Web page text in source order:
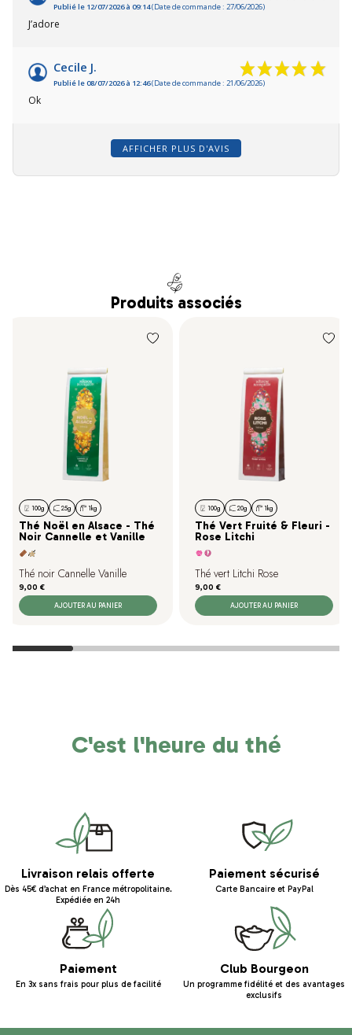
Publié le 12/07/2026 à 09:14(Date de commande : 27/06/2026)
J’adore
Cecile J.
Publié le 08/07/2026 à 12:46(Date de commande : 21/06/2026)
Ok
AFFICHER PLUS D'AVIS
Produits associés
100g 25g 1kg
Thé Noël en Alsace - Thé
Noir Cannelle et Vanille
Thé noir Cannelle Vanille
Prix
9,00 €
AJOUTER AU PANIER
100g 20g 1kg
Thé Vert Fruité & Fleuri -
Rose Litchi
Thé vert Litchi Rose
Prix
9,00 €
AJOUTER AU PANIER
C'est l'heure du thé
Livraison relais offerte
Dès 45€ d’achat en France métropolitaine.
Expédiée en 24h
Paiement sécurisé
Carte Bancaire et PayPal
Paiement
En 3x sans frais pour plus de facilité
Club Bourgeon
Un programme fidélité et des avantages
exclusifs